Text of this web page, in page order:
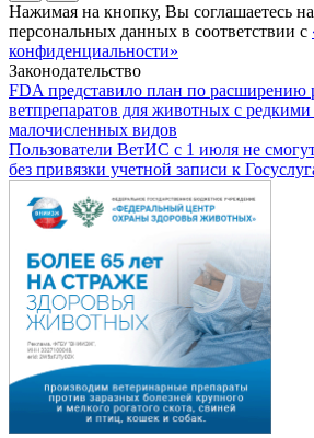
Нажимая на кнопку, Вы соглашаетесь
персональных данных в соответствии с
конфиденциальности»
Законодательство
FDA представило план по расширению
ветпрепаратов для животных с
малочисленных видов
Пользователи ВетИС с 1 июля не
без привязки учетной записи к